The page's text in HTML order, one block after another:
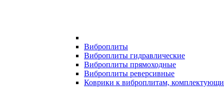
Виброплиты
Виброплиты гидравлические
Виброплиты прямоходные
Виброплиты реверсивные
Коврики к виброплитам,